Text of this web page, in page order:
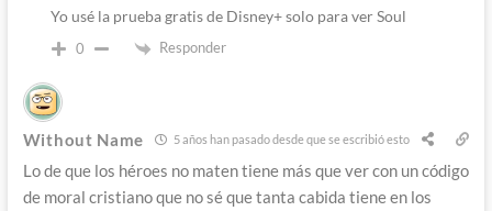
Yo usé la prueba gratis de Disney+ solo para ver Soul
0 Responder
Without Name 5 años han pasado desde que se escribió esto
Lo de que los héroes no maten tiene más que ver con un código
de moral cristiano que no sé que tanta cabida tiene en los